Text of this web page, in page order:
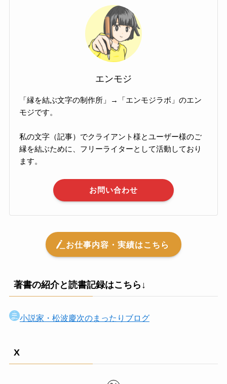
エンモジ
「縁を結ぶ文字の制作所」→「エンモジラボ」のエン
モジです。
私の文字（記事）でクライアント様とユーザー様のご
縁を結ぶために、フリーライターとして活動しており
ます。
お問い合わせ
お仕事内容・実績はこちら
著書の紹介と読書記録はこちら↓
小説家・松波慶次のまったりブログ
X